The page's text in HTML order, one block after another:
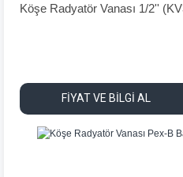
Köşe Radyatör Vanası 1/2''
FİYAT VE BİLGİ AL